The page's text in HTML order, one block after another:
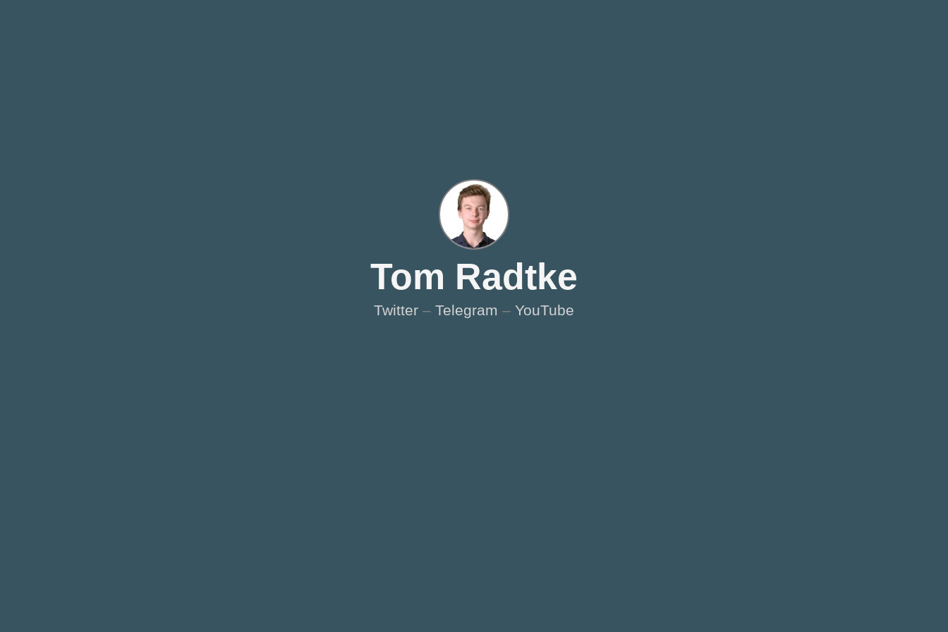
Tom Radtke
Twitter – Telegram – YouTube